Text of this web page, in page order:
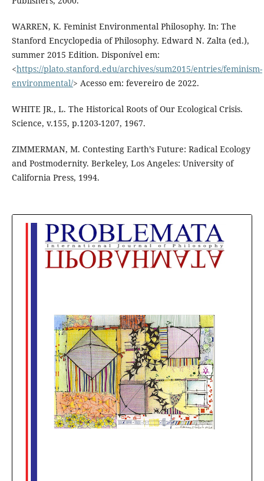
WARREN, K. Feminist Environmental Philosophy. In: The
Stanford Encyclopedia of Philosophy. Edward N. Zalta (ed.),
summer 2015 Edition. Disponível em:
<https://plato.stanford.edu/archives/sum2015/entries/feminism-
environmental/> Acesso em: fevereiro de 2022.
WHITE JR., L. The Historical Roots of Our Ecological Crisis.
Science, v.155, p.1203-1207, 1967.
ZIMMERMAN, M. Contesting Earth’s Future: Radical Ecology
and Postmodernity. Berkeley, Los Angeles: University of
California Press, 1994.